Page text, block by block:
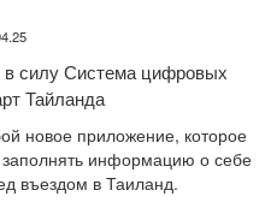
силу Система цифровых
Тайланда
новое приложение, которое
заполнять информацию о себе
въездом в Таиланд.